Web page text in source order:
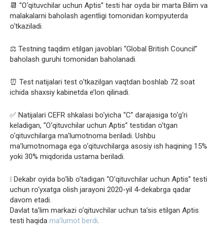
📆 “O‘qituvchilar uchun Aptis” testi har oyda bir marta Bilim va
malakalarni baholash agentligi tomonidan kompyuterda
o‘tkaziladi.
⚖️ Testning taqdim etilgan javoblari “Global British Council”
baholash guruhi tomonidan baholanadi.
⏰ Test natijalari test o‘tkazilgan vaqtdan boshlab 72 soat
ichida shaxsiy kabinetda e’lon qilinadi.
✅ Natijalari CEFR shkalasi bo‘yicha “C” darajasiga to‘g‘ri
keladigan, “O‘qituvchilar uchun Aptis” testidan o‘tgan
o‘qituvchilarga ma’lumotnoma beriladi. Ushbu
ma’lumotnomaga ega o‘qituvchilarga asosiy ish haqining 15%
yoki 30% miqdorida ustama beriladi.
❕ Dekabr oyida bo‘lib o‘tadigan “O‘qituvchilar uchun Aptis” testi
uchun ro‘yxatga olish jarayoni 2020-yil 4-dekabrga qadar
davom etadi.
Davlat ta’lim markazi o‘qituvchilar uchun ta’sis etilgan Aptis
testi haqida ma’lumot berdi